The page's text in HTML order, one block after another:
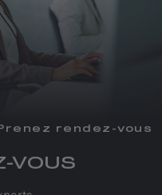
rendez-vous
VOUS